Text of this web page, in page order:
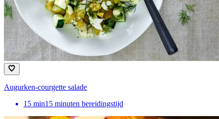
Augurken-courgette salade
15 min15 minuten bereidingstijd